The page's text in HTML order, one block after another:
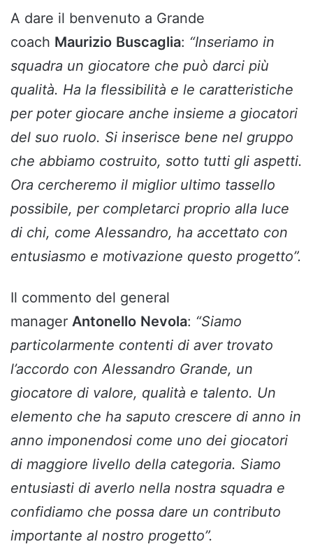
A dare il benvenuto a Grande
coach Maurizio Buscaglia: “Inseriamo in
squadra un giocatore che può darci più
qualità. Ha la flessibilità e le caratteristiche
per poter giocare anche insieme a giocatori
del suo ruolo. Si inserisce bene nel gruppo
che abbiamo costruito, sotto tutti gli aspetti.
Ora cercheremo il miglior ultimo tassello
possibile, per completarci proprio alla luce
di chi, come Alessandro, ha accettato con
entusiasmo e motivazione questo progetto”.
Il commento del general
manager Antonello Nevola: “Siamo
particolarmente contenti di aver trovato
l’accordo con Alessandro Grande, un
giocatore di valore, qualità e talento. Un
elemento che ha saputo crescere di anno in
anno imponendosi come uno dei giocatori
di maggiore livello della categoria. Siamo
entusiasti di averlo nella nostra squadra e
confidiamo che possa dare un contributo
importante al nostro progetto”.